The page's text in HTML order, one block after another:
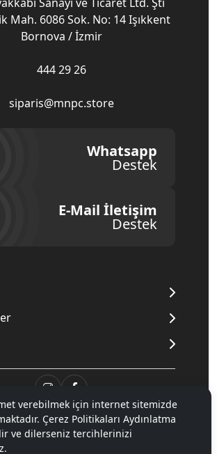
Mah. 6086 Sok. No: 14 Işıkkent
Bornova / İzmir
444 29 26
siparis@mnpc.store
Whatsapp
Destek
E-Mail İletişim
Destek
2020Mnpc. Tüm hakları saklıdır.
verebilmek için internet sitemizde
Çerez Politikaları Aydınlatma
ve dilerseniz tercihlerinizi